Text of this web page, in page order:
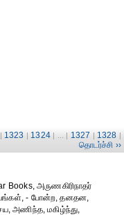
| 1323 | 1324 | ... | 1327 | 1328 |
தொடர்ச்சி ››
Books, அருணகிரிநாதர்
- போன்ற, தனதன,
அணிந்த, மகிழ்ந்து,